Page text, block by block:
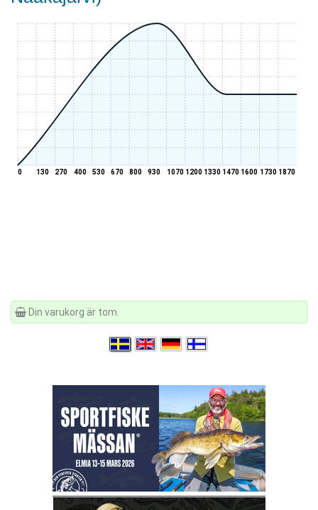
0 130 270 400 530 670 800 930 1070 1200 1330 1470 1600 1730 1870
Din varukorg är tom.